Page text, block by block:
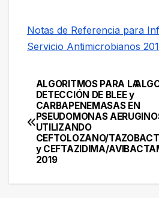
Notas de Referencia para
Servicio Antimicrobianos
Navegación
de
entradas
ALGORITMOS PARA LA
DETECCIÓN DE BLEE y
CARBAPENEMASAS EN
PSEUDOMONAS
UTILIZANDO
CEFTOLOZANO/
y CEFTAZIDIMA/
2019